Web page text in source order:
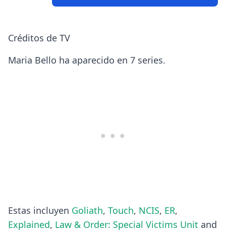
Créditos de TV
Maria Bello ha aparecido en 7 series.
Estas incluyen Goliath, Touch, NCIS, ER,
Explained, Law & Order: Special Victims Unit and